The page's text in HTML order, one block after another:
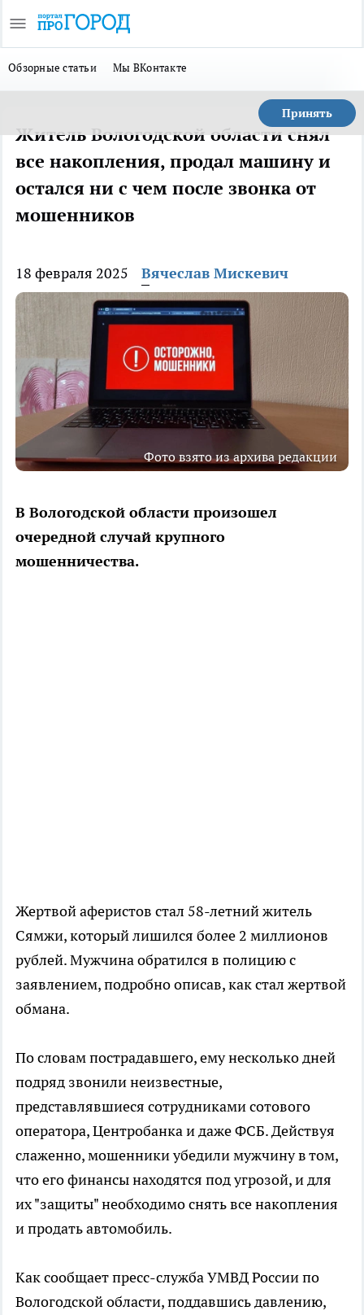
Обзорные статьи Мы ВКонтакте
Принять
Житель Вологодской области снял
все накопления, продал машину и
остался ни с чем после звонка от
мошенников
18 февраля 2025 Вячеслав Мискевич
Фото взято из архива редакции
В Вологодской области произошел
очередной случай крупного
мошенничества.
Жертвой аферистов стал 58-летний житель
Сямжи, который лишился более 2 миллионов
рублей. Мужчина обратился в полицию с
заявлением, подробно описав, как стал жертвой
обмана.
По словам пострадавшего, ему несколько дней
подряд звонили неизвестные,
представлявшиеся сотрудниками сотового
оператора, Центробанка и даже ФСБ. Действуя
слаженно, мошенники убедили мужчину в том,
что его финансы находятся под угрозой, и для
их "защиты" необходимо снять все накопления
и продать автомобиль.
Как сообщает пресс-служба УМВД России по
Вологодской области, поддавшись давлению,